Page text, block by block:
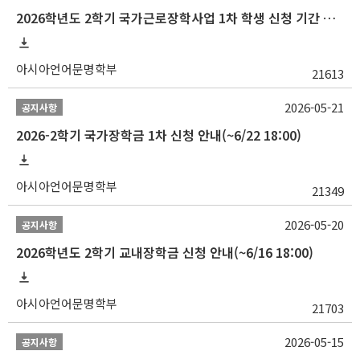
2026학년도 2학기 국가근로장학사업 1차 학생 신청 기간 안내
아시아언어문명학부 21613
공지사항
2026-2학기 국가장학금 1차 신청 안내(~6/22 18:00)
아시아언어문명학부 21349
2026-05-21
공지사항
2026학년도 2학기 교내장학금 신청 안내(~6/16 18:00)
아시아언어문명학부 21703
2026-05-20
공지사항 2026-05-15